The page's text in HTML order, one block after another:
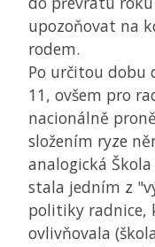
upozoňovat na
rodem.
Po určitou dobu
11, ovšem pro
nacionálně
složením ryze
analogická
stala jedním z
politiky radnice,
ovlivňovala